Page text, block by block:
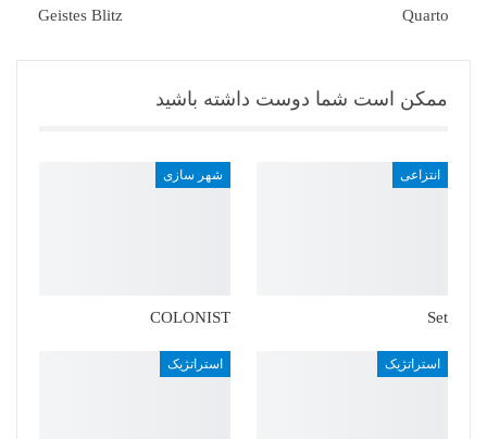
Quarto
Geistes Blitz
ممکن است شما دوست داشته باشید
انتزاعی
Set
شهر سازی
COLONIST
استراتژیک استراتژیک